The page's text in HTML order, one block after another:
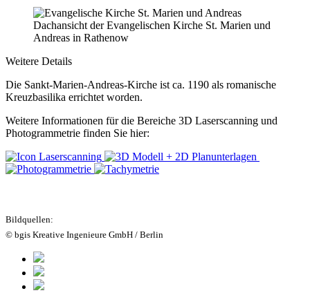
Dachansicht der Evangelischen Kirche St. Marien und
Andreas in Rathenow
Weitere Details
Die Sankt-Marien-Andreas-Kirche ist ca. 1190 als romanische
Kreuzbasilika errichtet worden.
Weitere Informationen für die Bereiche 3D Laserscanning und
Photogrammetrie finden Sie hier:
Bildquellen:
© bgis Kreative Ingenieure GmbH / Berlin